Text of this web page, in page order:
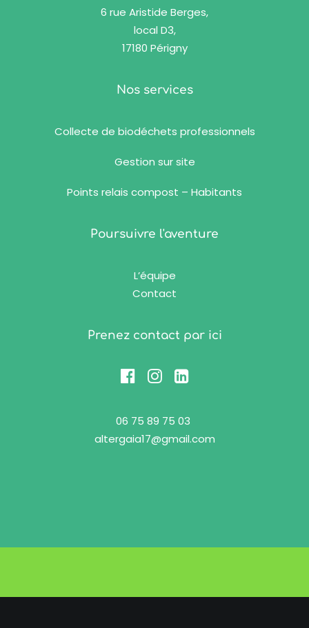
6 rue Aristide Berges,
local D3,
17180 Périgny
Nos services
Collecte de biodéchets professionnels
Gestion sur site
Points relais compost – Habitants
Poursuivre l'aventure
L’équipe
Contact
Prenez contact par ici
06 75 89 75 03
altergaia17@gmail.com